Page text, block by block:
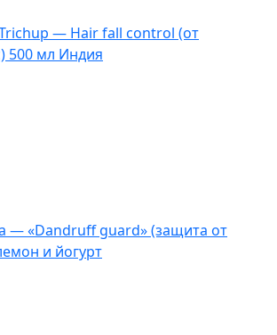
— Hair fall control (от
500 мл Индия